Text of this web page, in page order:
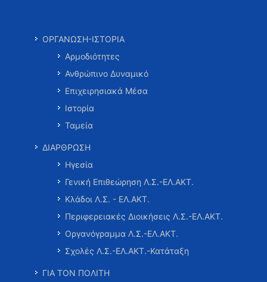
ΟΡΓΑΝΩΣΗ-ΙΣΤΟΡΙΑ
Αρμοδιότητες
Ανθρώπινο Δυναμικό
Επιχειρησιακά Μέσα
Ιστορία
Ταμεία
ΔΙΑΡΘΡΩΣΗ
Ηγεσία
Γενική Επιθεώρηση Λ.Σ.-ΕΛ.ΑΚΤ.
Κλάδοι Λ.Σ. - ΕΛ.ΑΚΤ.
Περιφερειακές Διοικήσεις Λ.Σ.-ΕΛ.ΑΚΤ.
Οργανόγραμμα Λ.Σ.-ΕΛ.ΑΚΤ.
Σχολές Λ.Σ.-ΕΛ.ΑΚΤ.-Κατάταξη
ΓΙΑ ΤΟΝ ΠΟΛΙΤΗ